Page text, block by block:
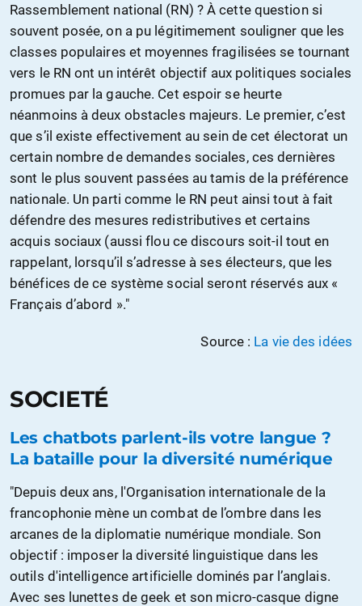
Rassemblement national (RN) ? À cette question si
souvent posée, on a pu légitimement souligner que les
classes populaires et moyennes fragilisées se tournant
vers le RN ont un intérêt objectif aux politiques sociales
promues par la gauche. Cet espoir se heurte
néanmoins à deux obstacles majeurs. Le premier, c’est
que s’il existe effectivement au sein de cet électorat un
certain nombre de demandes sociales, ces dernières
sont le plus souvent passées au tamis de la préférence
nationale. Un parti comme le RN peut ainsi tout à fait
défendre des mesures redistributives et certains
acquis sociaux (aussi flou ce discours soit-il tout en
rappelant, lorsqu’il s’adresse à ses électeurs, que les
bénéfices de ce système social seront réservés aux «
Français d’abord »."
Source : La vie des idées
SOCIETÉ
Les chatbots parlent-ils votre langue ?
La bataille pour la diversité numérique
"Depuis deux ans, l'Organisation internationale de la
francophonie mène un combat de l’ombre dans les
arcanes de la diplomatie numérique mondiale. Son
objectif : imposer la diversité linguistique dans les
outils d'intelligence artificielle dominés par l’anglais.
Avec ses lunettes de geek et son micro-casque digne